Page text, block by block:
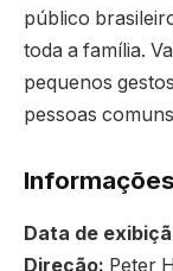
público
toda a família.
pequenos
pessoas
Data de
Direção: Peter